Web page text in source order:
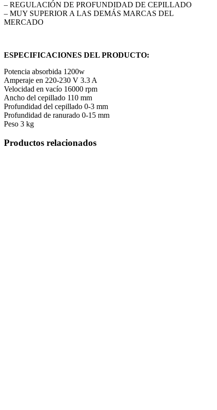
– REGULACIÓN DE PROFUNDIDAD DE CEPILLADO
– MUY SUPERIOR A LAS DEMÁS MARCAS DEL
MERCADO
ESPECIFICACIONES DEL PRODUCTO:
Potencia absorbida 1200w
Amperaje en 220-230 V 3.3 A
Velocidad en vacío 16000 rpm
Ancho del cepillado 110 mm
Profundidad del cepillado 0-3 mm
Profundidad de ranurado 0-15 mm
Peso 3 kg
Productos relacionados